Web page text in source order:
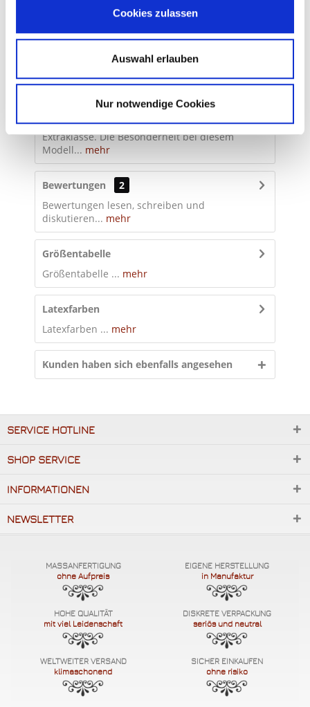
Cookies zulassen
Auswahl erlauben
Nur notwendige Cookies
Dunkelbraun 0,6mm (+ 40,00 €)
Dunkelgrün 0,35mm
Gelb 0,35mm
Grau 0,35mm
Grau 0,6mm
Hautfarbe 0,35mm
Hellblau 0,35mm
Jadegrün 0,35mm
Klinikrot 0,35mm
Klinikrot 0,6mm
Babypink 0,35mm
Dunkelbraun 0,6mm
Dunkelbraun 0,9mm
Dunkelgrün 0,35mm
Gelb 0,35mm
Gelb 0,6mm
Gelb 0,9mm
Grau 0,6mm
Hautfarbe 0,35mm
IN DEN
Merken Bewerten
Beschreibung
Stolz präsentieren wir dir hier einen Anzug der
Extraklasse. Die Besonderheit bei diesem
Modell... mehr
Bewertungen
2
Bewertungen lesen, schreiben und
diskutieren... mehr
Größentabelle
Größentabelle ... mehr
Latexfarben
Latexfarben ... mehr
Kunden haben sich ebenfalls angesehen
SERVICE HOTLINE
SHOP SERVICE
INFORMATIONEN
NEWSLETTER
MASSANFERTIGUNG
ohne Aufpreis
EIGENE HERSTELLUNG
in Manufaktur
HOHE QUALITÄT
mit viel Leidenschaft
DISKRETE VERPACKUNG
seriös und neutral
WELTWEITER VERSAND
klimaschonend
SICHER EINKAUFEN
ohne risiko